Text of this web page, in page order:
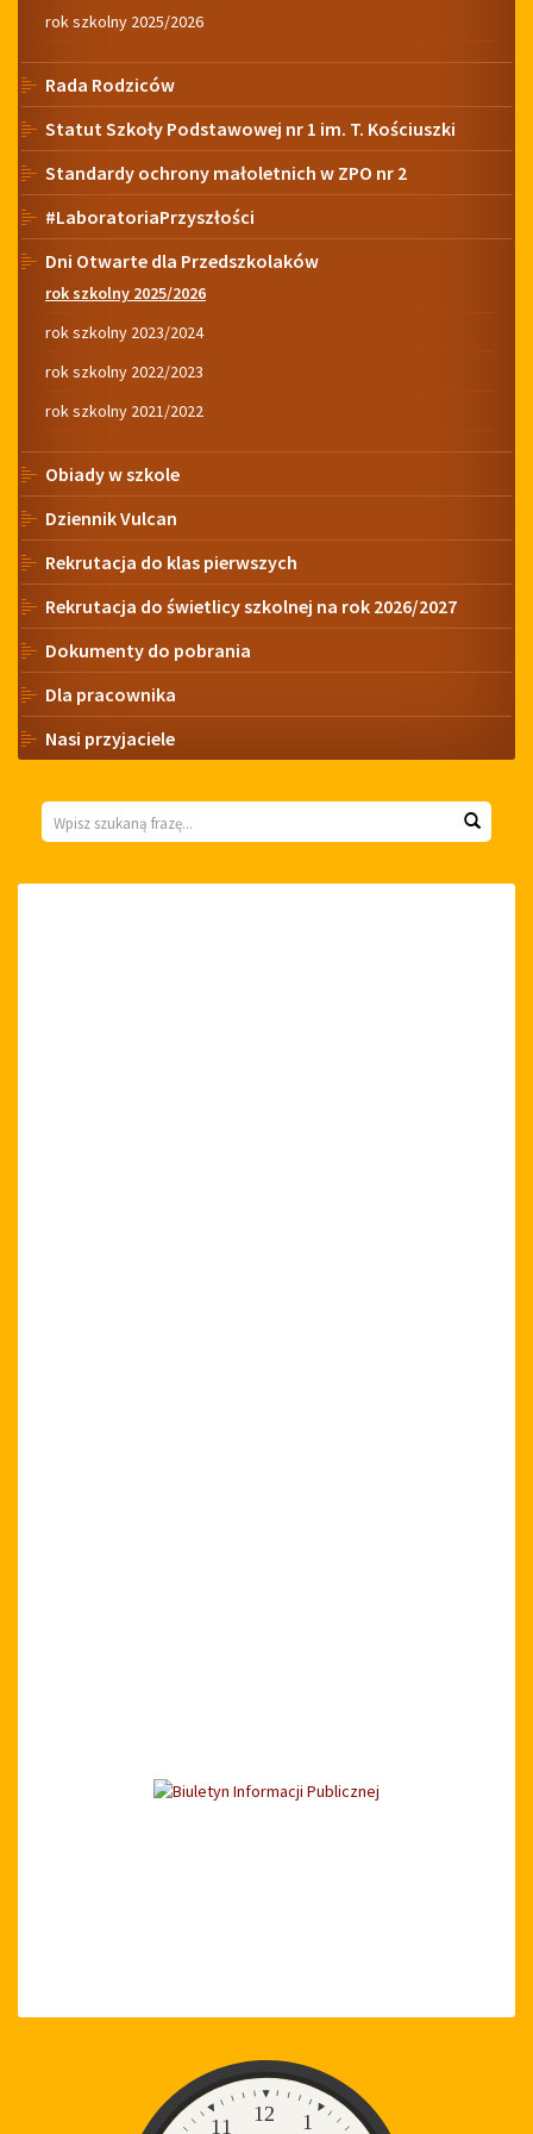
rok szkolny 2025/2026
Rada Rodziców
Statut Szkoły Podstawowej nr 1 im. T. Kościuszki
Standardy ochrony małoletnich w ZPO nr 2
#LaboratoriaPrzyszłości
Dni Otwarte dla Przedszkolaków
rok szkolny 2025/2026
rok szkolny 2023/2024
rok szkolny 2022/2023
rok szkolny 2021/2022
Obiady w szkole
Dziennik Vulcan
Rekrutacja do klas pierwszych
Rekrutacja do świetlicy szkolnej na rok 2026/2027
Dokumenty do pobrania
Dla pracownika
Nasi przyjaciele
Wyszukiwarka
1
11
12